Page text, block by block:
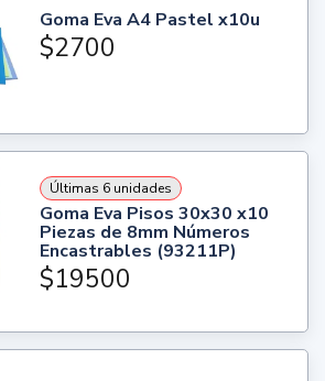
Goma Eva A4 Pastel x10u
$2700
Últimas 6 unidades
Goma Eva Pisos 30x30 x10
Piezas de 8mm Números
Encastrables (93211P)
$19500